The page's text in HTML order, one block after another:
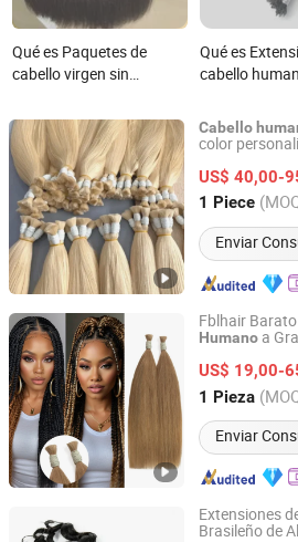
Qué es Paquetes de
cabello virgen sin
extensiones de cabello
vietnamita, proveedor
mayorista, cabello
humano alineado con la
cutícula
Qué es
cabello
cabello virgen
Cabello
color
US$ 40,00-
1 Piece
Enviar
Juancheng Sunze Hair Products
Shandong, China
Fblhair
Humano a
US$ 19,00-
1 Pieza
Enviar
Guangzhou Fabulous Hair Co., Ltd.
Guangdong, China
Extensiones
Brasileño de